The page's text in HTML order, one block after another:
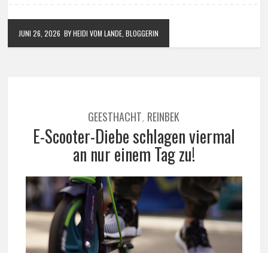
JUNI 26, 2026 BY HEIDI VOM LANDE, BLOGGERIN
GEESTHACHT, REINBEK
E-Scooter-Diebe schlagen viermal
an nur einem Tag zu!